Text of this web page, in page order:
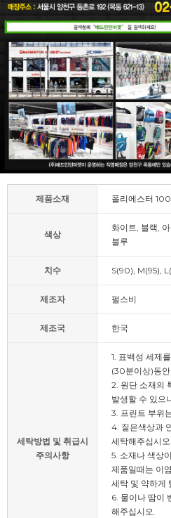
제품소재 폴리에스터
색상
화이트, 블랙,
블루
치수 S(90), M(95),
제조자 펄스비
제조국 한국
세탁방법 및 취급시
주의사항
1. 표백성 세제
(30분이상)동안
2. 원단 소재의
발생할 수 있으
3. 프린트 부위
4. 짙은색상과
세탁해주십시오.
5. 소재나 색상
제품일때는 이
세탁 및 약하게
6. 물이나 땀이
해주십시오.